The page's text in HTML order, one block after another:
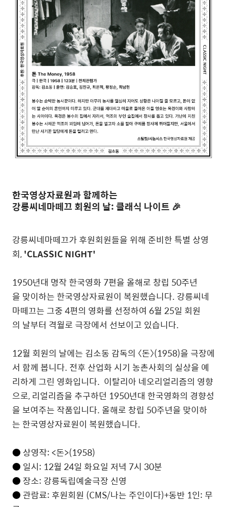
한국영상자료원과 함께하는
강릉씨네마떼끄 회원의 날: 클래식 나이트 🎉
강릉씨네마떼끄가 후원회원들을 위해 준비한 특별 상영
회,'CLASSIC NIGHT'
1950년대 명작 한국영화 7편을 올해로 창립 50주년
을 맞이하는 한국영상자료원이 복원했습니다. 강릉씨네
마떼끄는 그중 4편의 영화를 선정하여 6월 25일 회원
의 날부터 격월로 극장에서 선보이고 있습니다.
12월 회원의 날에는 김소동 감독의 〈돈〉(1958)을 극장에
서 함께 봅니다. 전후 산업화 시기 농촌사회의 실상을 예
리하게 그린 영화입니다. 이탈리아 네오리얼리즘의 영향
으로, 리얼리즘을 추구하던 1950년대 한국영화의 경향성
을 보여주는 작품입니다. 올해로 창립 50주년을 맞이하
는 한국영상자료원이 복원했습니다.
●상영작: <돈>(1958)
●일시: 12월 24일 화요일 저녁 7시 30분
●장소: 강릉독립예술극장 신영
●관람료: 후원회원 (CMS/나는 주인이다)+동반 1인: 무